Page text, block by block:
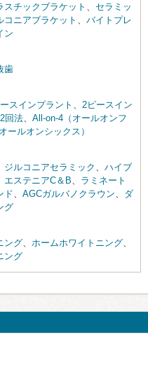
スチックブラケット
セラミッ
コニアブラケット
バイトプレ
ン
歯
スインプラント
2ピースイン
2回法
All-on-4（オールオンフ
ールオンシックス）
ジルコニアセラミック
ハイブ
エステニアC＆B
ラミネート
ド AGCガルバノクラウン
ダ
グ
ング
ホームホワイトニング
ング